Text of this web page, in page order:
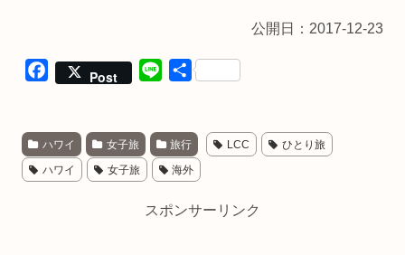
公開日：2017-12-23
e
b
o
Post
e
共
ハワイ 女子旅 旅行 LCC ひとり旅
ハワイ 女子旅 海外
スポンサーリンク